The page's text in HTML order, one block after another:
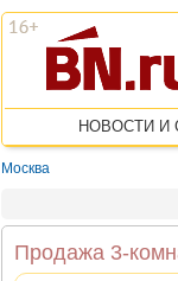
НОВОСТИ И
Москва
Продажа 3-